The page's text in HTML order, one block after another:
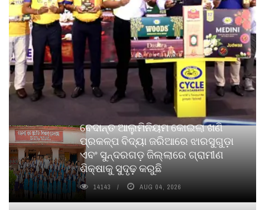
ବେଦାନ୍ତ ଆଲୁମିନିୟମ କୋଇଲା ଖଣି
ପ୍ରକଳ୍ପ ବିଦ୍ୟା ଜରିଆରେ ଝାରସୁଗୁଡ଼ା
ଏବଂ ସୁନ୍ଦରଗଡ଼ ଜିଲ୍ଲାରେ ଗ୍ରାମୀଣ
ଶିକ୍ଷାକୁ ସୁଦୃଢ଼ କରୁଛି
14143 AUG 04, 2026